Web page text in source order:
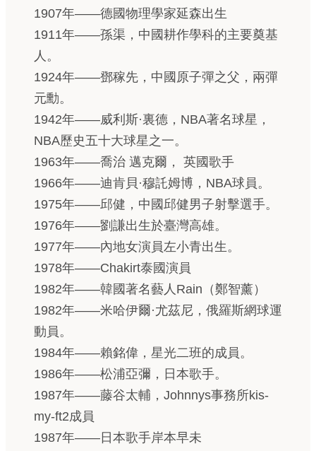
1907年——德國物理學家延森出生
1911年——孫渠，中國耕作學科的主要奠基
人。
1924年——鄧稼先，中國原子彈之父，兩彈
元勳。
1942年——威利斯·裏德，NBA著名球星，
NBA歷史五十大球星之一。
1963年——喬治 邁克爾， 英國歌手
1966年——迪肯貝·穆託姆博，NBA球員。
1975年——邱健，中國邱健男子射擊選手。
1976年——劉謙出生於臺灣高雄。
1977年——內地女演員左小青出生。
1978年——Chakirt泰國演員
1982年——韓國著名藝人Rain（鄭智薰）
1982年——米哈伊爾·尤茲尼，俄羅斯網球運
動員。
1984年——賴銘偉，星光二班的成員。
1986年——松浦亞彌，日本歌手。
1987年——藤谷太輔，Johnnys事務所kis-
my-ft2成員
1987年——日本歌手岸本早未